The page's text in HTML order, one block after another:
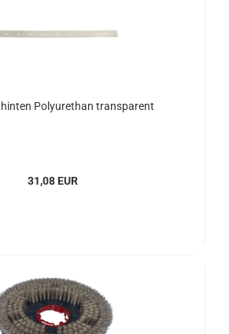
Polyurethan transparent
31,08 EUR